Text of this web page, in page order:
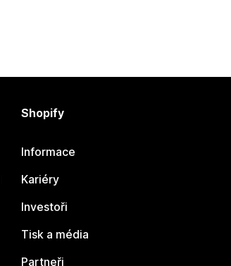
Shopify
Informace
Kariéry
Investoři
Tisk a média
Partneři